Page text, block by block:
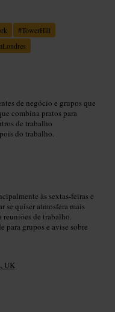
#TowerHill
de negócio e grupos que
combina pratos para
de trabalho
do trabalho.
às sextas-feiras e
se quiser atmosfera mais
reuniões de trabalho.
grupos e avise sobre
UK